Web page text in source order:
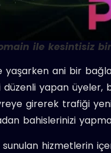
ile kesintisiz
yaşarken ani bir
düzenli yapan üyeler,
girerek trafiği
bahislerinizi
hizmetlerin